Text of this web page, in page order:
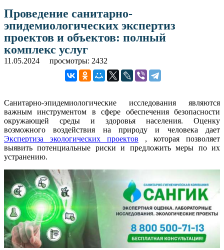
Проведение санитарно-
эпидемиологических экспертиз
проектов и объектов: полный
комплекс услуг
11.05.2024 просмотры: 2432
Санитарно-эпидемиологические исследования являются
важным инструментом в сфере обеспечения безопасности
окружающей среды и здоровья населения. Оценку
возможного воздействия на природу и человека дает
Экспертиза экологических проектов , которая позволяет
выявить потенциальные риски и предложить меры по их
устранению.